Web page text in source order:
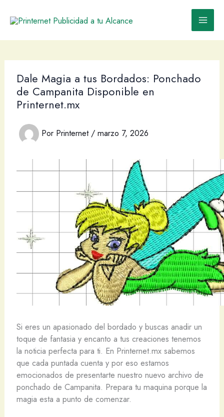
Dale Magia a tus Bordados: Ponchado
de Campanita Disponible en
Printernet.mx
Por Printernet / marzo 7, 2026
Si eres un apasionado del bordado y buscas anadir un
toque de fantasia y encanto a tus creaciones tenemos
la noticia perfecta para ti. En Printernet.mx sabemos
que cada puntada cuenta y por eso estamos
emocionados de presentarte nuestro nuevo archivo de
ponchado de Campanita. Prepara tu maquina porque la
magia esta a punto de comenzar.